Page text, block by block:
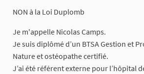
NON à la Loi Duplomb
Je m'appelle Nicolas Camps.
Je suis diplômé d’un BTSA Gestion et
Nature et ostéopathe certifié.
J’ai été référent externe pour l’hôpital